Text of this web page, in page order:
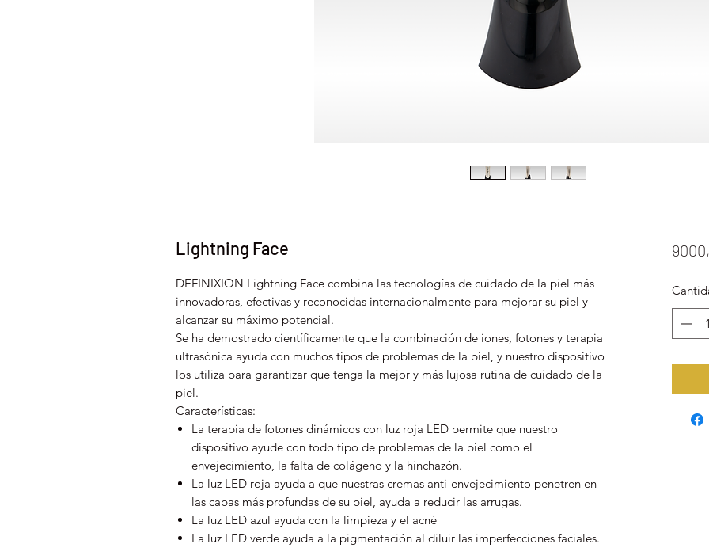
Lightning Face
DEFINIXION Lightning Face combina las tecnologías de cuidado de la piel más
innovadoras, efectivas y reconocidas internacionalmente para mejorar su piel y
alcanzar su máximo potencial.
Se ha demostrado científicamente que la combinación de iones, fotones y terapia
ultrasónica ayuda con muchos tipos de problemas de la piel, y nuestro dispositivo
los utiliza para garantizar que tenga la mejor y más lujosa rutina de cuidado de la
piel.
Características:
La terapia de fotones dinámicos con luz roja LED permite que nuestro
dispositivo ayude con todo tipo de problemas de la piel como el
envejecimiento, la falta de colágeno y la hinchazón.
La luz LED roja ayuda a que nuestras cremas anti-envejecimiento penetren en
las capas más profundas de su piel, ayuda a reducir las arrugas.
La luz LED azul ayuda con la limpieza y el acné
La luz LED verde ayuda a la pigmentación al diluir las imperfecciones faciales.